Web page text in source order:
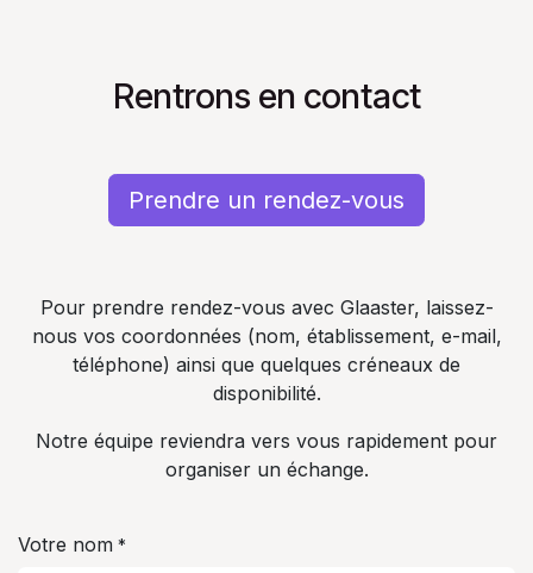
Rentrons en contact
Prendre un rendez-vous
Pour prendre rendez-vous avec Glaaster, laissez-
nous vos coordonnées (nom, établissement, e-mail,
téléphone) ainsi que quelques créneaux de
disponibilité.
Notre équipe reviendra vers vous rapidement pour
organiser un échange.
Votre nom *